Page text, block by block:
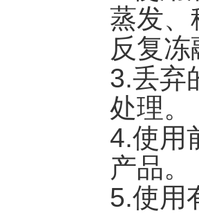
蒸发、
反复冻
3.丢弃
处理。
4.使用
产品。
5.使用